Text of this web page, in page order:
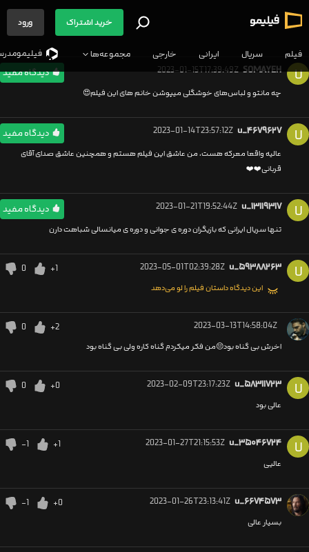
فیلم سریال ایرانی خارجی مجموعه‌ها
خرید اشتراک ورود
U
SOMAYEH
2023-01-15T17:39:49Z دیدگاه مفید
چه مانتو و لباس‌های خوشگلی میپوشن خانم های این فیلم😍
U u_۴۶۷۹۶۲۷ 2023-01-14T23:57:12Z دیدگاه مفید
عالیه واقعا معرکه هست، من عاشق این فیلم هستم و همچنین عاشق صدای آقای
قربانی❤️❤️
U u_۱۳۱۱۹۳۱۷ 2023-01-21T19:52:44Z دیدگاه مفید
تنها سریال ایرانی که بازیگران دوره ی جوانی و دوره ی میانسالی شباهت دارن
U u_۵۹۳۸۸۲۶۳ 2023-05-01T02:39:28Z
+1
0
این دیدگاه داستان فیلم را لو می‌دهد
2023-03-13T14:58:04Z
+2
0
اخرش بی گناه بود😔من فکر میکردم گناه کاره ولی بی گناه بود
U u_۵۸۳۱۱۷۲۳ 2023-02-09T23:17:23Z
+0
0
عالی بود
U u_۳۵۰۴۶۷۲۴ 2023-01-27T21:15:53Z
+1
-1
عالیی
u_۶۶۷۴۵۷۳ 2023-01-26T23:13:41Z
+0
-1
بسیار عالی